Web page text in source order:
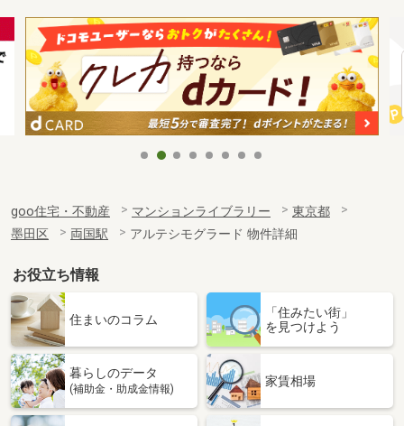
goo住宅・不動産 マンションライブラリー
東京都
墨田区
両国駅 アルテシモグラード 物件詳細
お役立ち情報
住まいのコラム
「住みたい街」
を見つけよう
暮らしのデータ
(補助金・助成金情報)
家賃相場